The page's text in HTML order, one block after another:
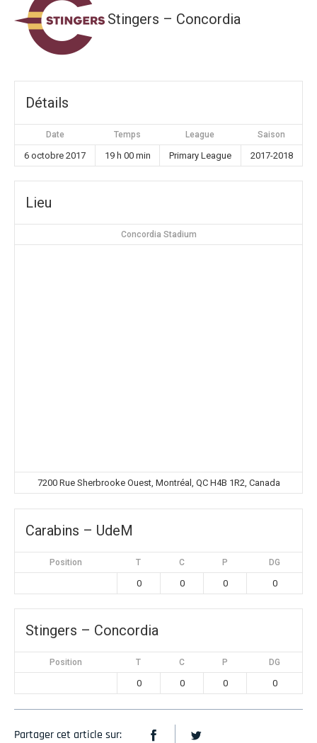
Stingers – Concordia
Détails
Date Temps League Saison
6 octobre 2017 19 h 00 min Primary League 2017-2018
Lieu
Concordia Stadium
7200 Rue Sherbrooke Ouest, Montréal, QC H4B 1R2, Canada
Carabins – UdeM
Position T C P DG
0 0 0 0
Stingers – Concordia
Position T C P DG
0 0 0 0
Partager cet article sur: